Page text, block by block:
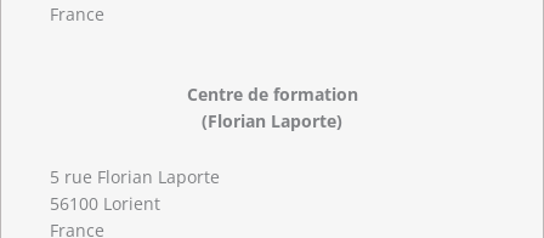
France
Centre de formation
(Florian Laporte)
5 rue Florian Laporte
56100 Lorient
France